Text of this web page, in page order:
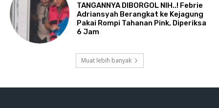
TANGANNYA DIBORGOL NIH..! Febrie
Adriansyah Berangkat ke Kejagung
Pakai Rompi Tahanan Pink, Diperiksa
6 Jam
Muat lebih banyak